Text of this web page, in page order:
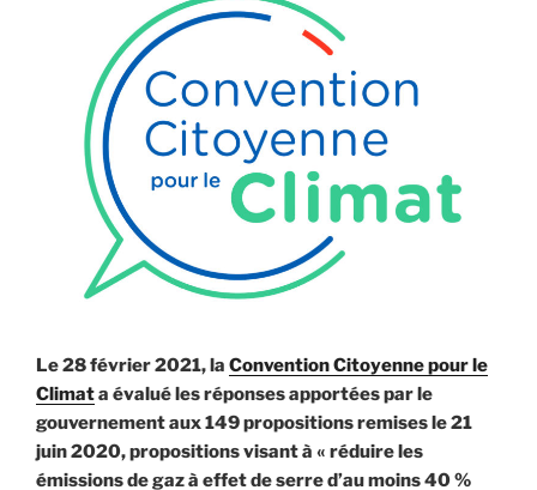
Lecacheur »
Le 28 février 2021, la Convention Citoyenne pour le
Climata évalué les réponses apportées par le
gouvernement aux 149 propositions remises le 21
juin 2020, propositions visant à « réduire les
émissions de gaz à effet de serre d’au moins 40 %